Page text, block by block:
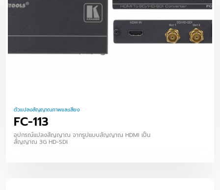
ตัวแปลงสัญญาณภาพและเสียง
FC-113
อุปกรณ์แปลงสัญญาณ จากรูปแบบสัญญาณ HDMI เป็น
สัญญาณ 3G HD-SDI